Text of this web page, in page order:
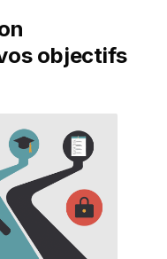
objectifs